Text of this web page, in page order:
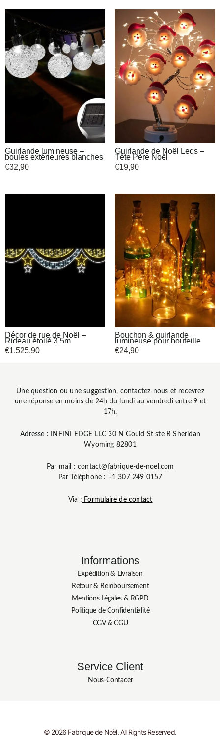
Guirlande lumineuse –
boules extérieures blanches
€32,90
Guirlande de Noël Leds –
Tête Père Noël
€19,90
Décor de rue de Noël –
Rideau étoilé 3,5m
€1.525,90
Bouchon & guirlande
lumineuse pour bouteille
€24,90
Une question ou une suggestion, contactez-nous et recevrez
une réponse en moins de 24h du lundi au vendredi entre 9 et
17h.
Adresse : INFINI EDGE LLC 30 N Gould St ste R Sheridan
Wyoming 82801
Par mail : contact@fabrique-de-noel.com
Par Téléphone : +1 307 249 0157
Via : Formulaire de contact
Informations
Expédition & Livraison
Retour & Remboursement
Mentions Légales & RGPD
Politique de Confidentialité
CGV & CGU
Service Client
Nous-Contacer
© 2026 Fabrique de Noël. All Rights Reserved.